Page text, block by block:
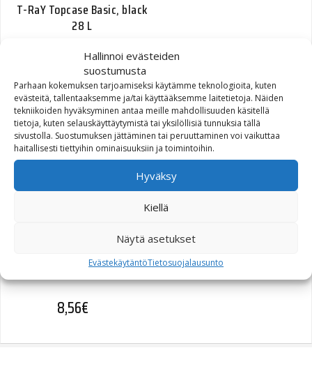
Hallinnoi evästeiden
suostumusta
Parhaan kokemuksen tarjoamiseksi käytämme teknologioita, kuten
evästeitä, tallentaaksemme ja/tai käyttääksemme laitetietoja. Näiden
tekniikoiden hyväksyminen antaa meille mahdollisuuden käsitellä
tietoja, kuten selauskäyttäytymistä tai yksilöllisiä tunnuksia tällä
sivustolla. Suostumuksen jättäminen tai peruuttaminen voi vaikuttaa
haitallisesti tiettyihin ominaisuuksiin ja toimintoihin.
Hyväksy
Kiellä
Näytä asetukset
EvästekäytäntöTietosuojalausunto
T-RaY Topcase Basic, black
28 L
52,04€
DAMPER TUBE W/ 45460-
90 (45925-04)
73,04€
TRIM RIGHT (70917-04)
8,56€